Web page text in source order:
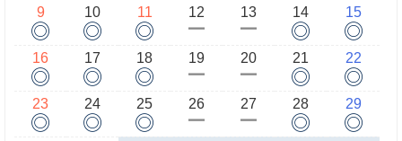
9
◎
10
◎
11
◎
12
ー
13
ー
14
◎
15
◎
16
◎
17
◎
18
◎
19
ー
20
ー
21
◎
22
◎
23
◎
24
◎
25
◎
26
ー
27
ー
28
◎
29
◎